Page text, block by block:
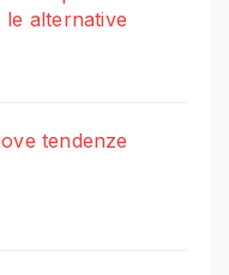
le alternative
tendenze